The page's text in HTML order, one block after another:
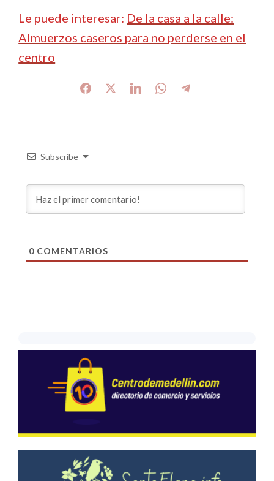
Le puede interesar: De la casa a la calle:
Almuerzos caseros para no perderse en el
centro
Subscribe
0COMENTARIOS